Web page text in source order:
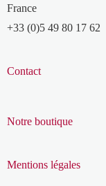
France
+33 (0)5 49 80 17 62
Contact
Notre boutique
Mentions légales